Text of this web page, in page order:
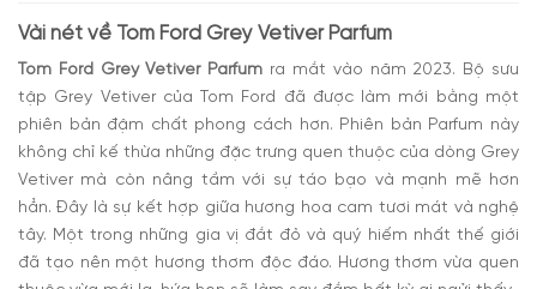
Vài nét về Tom Ford Grey Vetiver Parfum
Tom Ford Grey Vetiver Parfum ra mắt vào năm 2023. Bộ sưu
tập Grey Vetiver của Tom Ford đã được làm mới bằng một
phiên bản đậm chất phong cách hơn. Phiên bản Parfum này
không chỉ kế thừa những đặc trưng quen thuộc của dòng Grey
Vetiver mà còn nâng tầm với sự táo bạo và mạnh mẽ hơn
hẳn. Đây là sự kết hợp giữa hương hoa cam tươi mát và nghệ
tây. Một trong những gia vị đắt đỏ và quý hiếm nhất thế giới
đã tạo nên một hương thơm độc đáo. Hương thơm vừa quen